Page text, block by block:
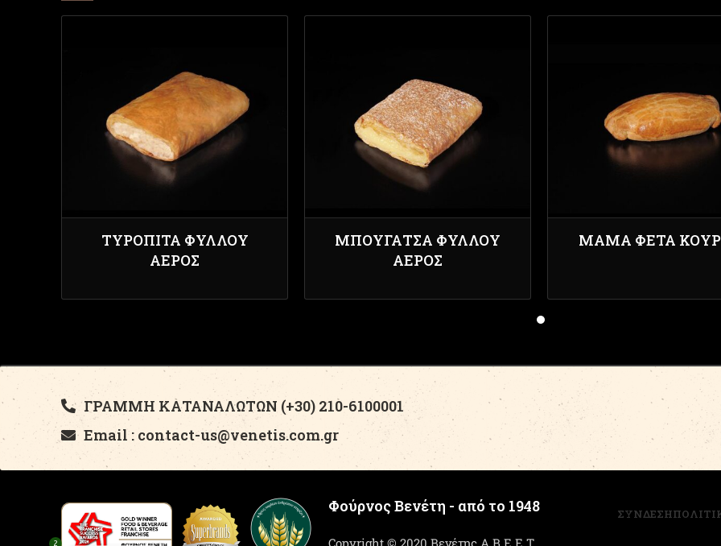
ΤΥΡΌΠΙΤΑ ΦΎΛΛΟΥ
ΑΈΡΟΣ
ΜΠΟΥΓΆΤΣΑ ΦΎΛΛΟΥ
ΑΈΡΟΣ
ΜΆΜΑ ΦΈΤΑ
ΓΡΑΜΜΗ ΚΑΤΑΝΑΛΩΤΩΝ (+30) 210-6100001
Email : contact-us@venetis.com.gr
Φούρνος Βενέτη - από το 1948
Copyright © 2020 Βενέτης Α.Β.Ε.Ε.Τ.
ΣΥΝΔΕΣΗ
2